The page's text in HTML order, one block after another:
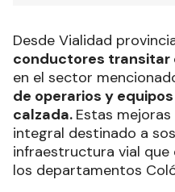
Desde Vialidad
conductores transitar
en el sector
de operarios y
calzada. Estas
integral destinado a
infraestructura vial
los departamentos